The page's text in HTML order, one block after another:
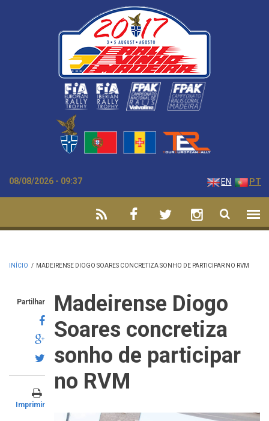
Passar para o conteúdo principal
08/08/2026 - 09:37 EN PT
INÍCIO / MADEIRENSE DIOGO SOARES CONCRETIZA SONHO DE PARTICIPAR NO RVM
Partilhar
Imprimir
Madeirense Diogo
Soares concretiza
sonho de participar
no RVM